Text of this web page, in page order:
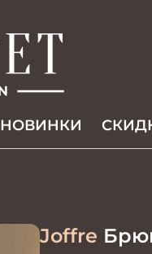
НОВИНКИ
Joffre